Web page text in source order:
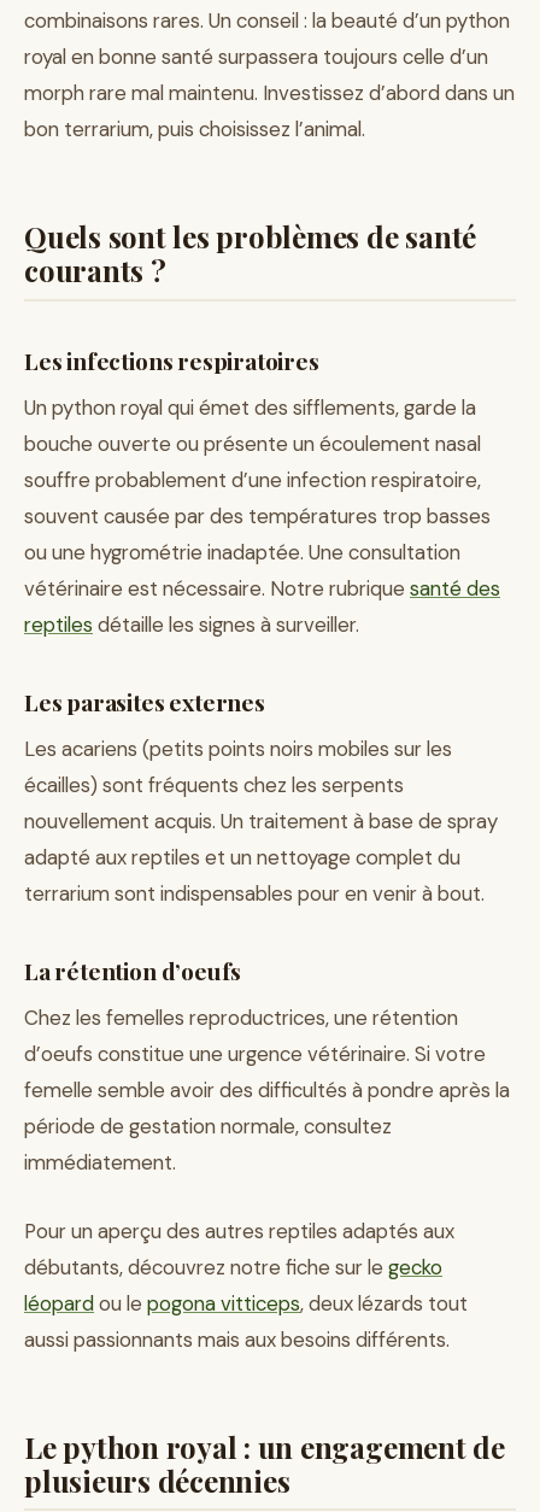
combinaisons rares. Un conseil : la beauté d’un python
royal en bonne santé surpassera toujours celle d’un
morph rare mal maintenu. Investissez d’abord dans un
bon terrarium, puis choisissez l’animal.
Quels sont les problèmes de santé
courants ?
Les infections respiratoires
Un python royal qui émet des sifflements, garde la
bouche ouverte ou présente un écoulement nasal
souffre probablement d’une infection respiratoire,
souvent causée par des températures trop basses
ou une hygrométrie inadaptée. Une consultation
vétérinaire est nécessaire. Notre rubrique santé des
reptiles détaille les signes à surveiller.
Les parasites externes
Les acariens (petits points noirs mobiles sur les
écailles) sont fréquents chez les serpents
nouvellement acquis. Un traitement à base de spray
adapté aux reptiles et un nettoyage complet du
terrarium sont indispensables pour en venir à bout.
La rétention d’oeufs
Chez les femelles reproductrices, une rétention
d’oeufs constitue une urgence vétérinaire. Si votre
femelle semble avoir des difficultés à pondre après la
période de gestation normale, consultez
immédiatement.
Pour un aperçu des autres reptiles adaptés aux
débutants, découvrez notre fiche sur le gecko
léopardou le pogona vitticeps, deux lézards tout
aussi passionnants mais aux besoins différents.
Le python royal : un engagement de
plusieurs décennies